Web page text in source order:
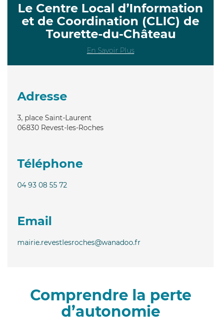
Le Centre Local d’Information
et de Coordination (CLIC) de
Tourette-du-Château
En Savoir Plus
Adresse
3, place Saint-Laurent
06830 Revest-les-Roches
Téléphone
04 93 08 55 72
Email
mairie.revestlesroches@wanadoo.fr
Comprendre la perte
d’autonomie